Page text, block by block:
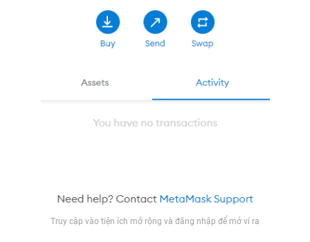
Truy cập vào tiện ích mở rộng và đăng nhập để mở ví ra